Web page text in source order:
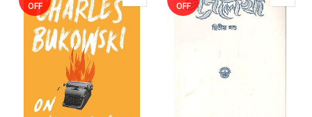
OFF
OFF